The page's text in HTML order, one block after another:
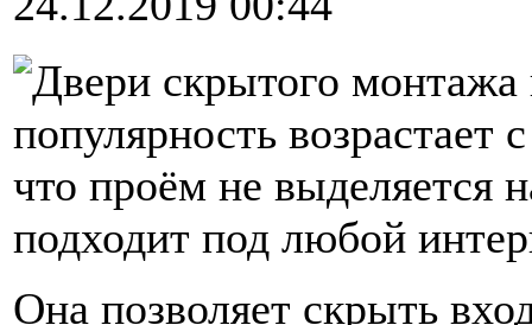
Двери скрытого
популярность
что проём не выделяется
подходит под любой
Она позволяет скрыть